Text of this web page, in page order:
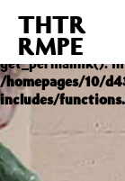
Deprecated : Die
Version 4.4.0
get_permalink(). in
/homepages/10/
includes/
THTR
RMPE